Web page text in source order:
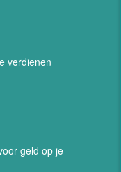
verdienen
geld op je